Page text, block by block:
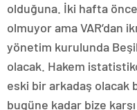
olduğuna. İki hafta
olmuyor ama VAR’dan
yönetim kurulunda
olacak. Hakem
eski bir arkadaş olacak
bugüne kadar bize